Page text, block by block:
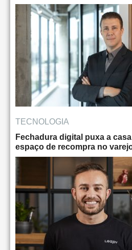
TECNOLOGIA
Fechadura digital puxa a
espaço de recompra no